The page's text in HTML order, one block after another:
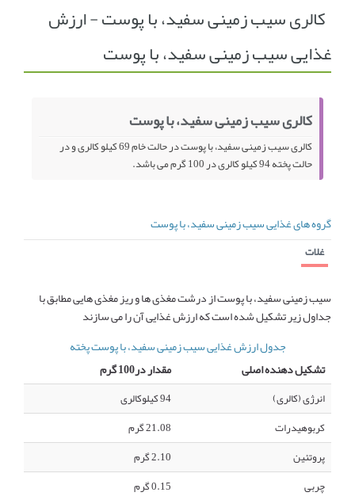
انجمن متخصصین زنان و اوما انتخاب نام کودک
فهرست مواد غذایی اپلیکیشن بارداری و کودک اوما
کالری سیب زمینی سفید، با پوست - ارزش
غذایی سیب زمینی سفید، با پوست
کالری سیب زمینی سفید، با پوست
کالری سیب زمینی سفید، با پوست در حالت خام 69 کیلو کالری و در
حالت پخته 94 کیلو کالری در 100 گرم می باشد.
گروه های غذایی سیب زمینی سفید، با پوست
غلات
سیب زمینی سفید، با پوست از درشت مغذی ها و ریز مغذی هایی مطابق با
جداول زیر تشکیل شده است که ارزش غذایی آن را می سازند
جدول ارزش غذایی سیب زمینی سفید، با پوست پخته
تشکیل دهنده اصلی
مقدار در100 گرم
انرژی (کالری)
94 کیلوکالری
کربوهیدرات
21.08 گرم
پروتئین
2.10 گرم
چربی
0.15 گرم